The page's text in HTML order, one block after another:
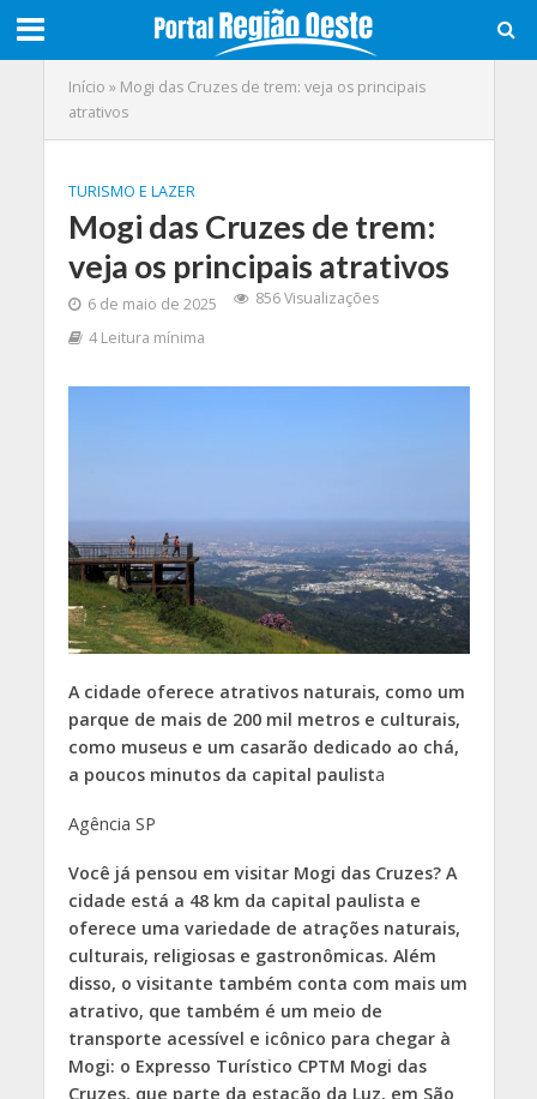
Início » Mogi das Cruzes de trem: veja os principais
atrativos
TURISMO E LAZER
Mogi das Cruzes de trem:
veja os principais atrativos
6 de maio de 2025
856 Visualizações
4 Leitura mínima
A cidade oferece atrativos naturais, como um
parque de mais de 200 mil metros e culturais,
como museus e um casarão dedicado ao chá,
a poucos minutos da capital paulista
Agência SP
Você já pensou em visitar Mogi das Cruzes? A
cidade está a 48 km da capital paulista e
oferece uma variedade de atrações naturais,
culturais, religiosas e gastronômicas. Além
disso, o visitante também conta com mais um
atrativo, que também é um meio de
transporte acessível e icônico para chegar à
Mogi: o Expresso Turístico CPTM Mogi das
Cruzes, que parte da estação da Luz, em São